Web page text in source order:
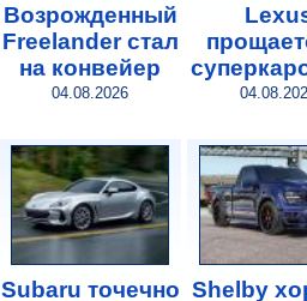
Возрожденный
Freelander стал
на конвейер
04.08.2026
Subaru точечно Shelby